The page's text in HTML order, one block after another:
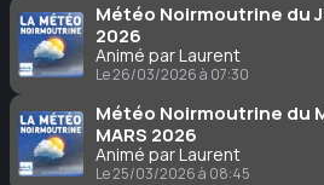
Météo Noirmoutrine du
2026
Animé par Laurent
Le 26/03/2026 à 07:30
Météo Noirmoutrine du
MARS 2026
Animé par Laurent
Le 25/03/2026 à 08:45